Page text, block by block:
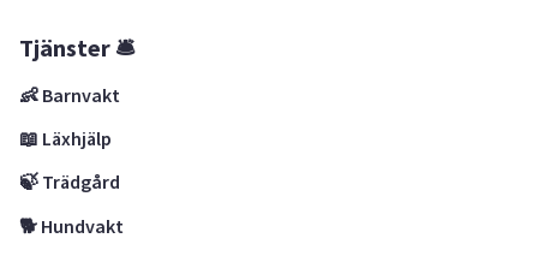
Tjänster 🛎
👶 Barnvakt
📖 Läxhjälp
🍃 Trädgård
🐕 Hundvakt